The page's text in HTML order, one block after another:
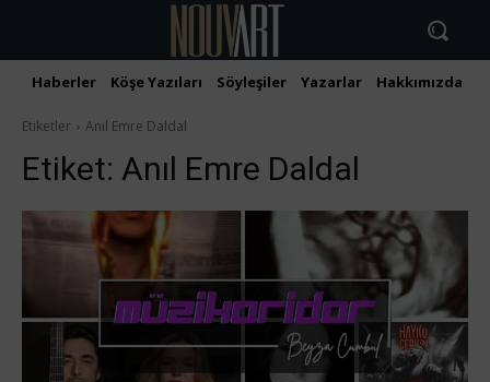
Haberler Köşe Yazıları Söyleşiler Yazarlar Hakkımızda
Etiketler Anıl Emre Daldal
Etiket: Anıl Emre Daldal